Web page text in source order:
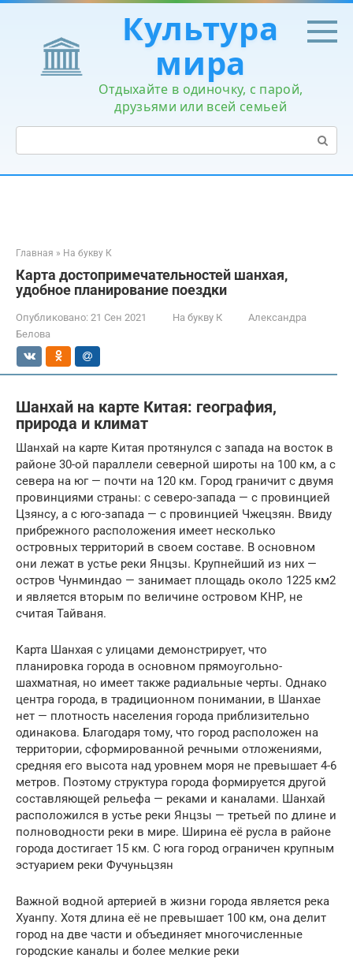
Перейти
контенту
Культура
мира
Отдыхайте в одиночку, с парой,
друзьями или всей семьей
Поиск:
Главная » На букву К
Карта достопримечательностей шанхая,
удобное планирование поездки
Опубликовано: 21 Сен 2021 На букву К
Александра
Белова
Шанхай на карте Китая: география,
природа и климат
Шанхай на карте Китая протянулся с запада на восток в
районе 30-ой параллели северной широты на 100 км, а с
севера на юг — почти на 120 км. Город граничит с двумя
провинциями страны: с северо-запада — с провинцией
Цзянсу, а с юго-запада — с провинцией Чжецзян. Ввиду
прибрежного расположения имеет несколько
островных территорий в своем составе. В основном
они лежат в устье реки Янцзы. Крупнейший из них —
остров Чунминдао — занимает площадь около 1225 км2
и является вторым по величине островом КНР, не
считая Тайваня.
Карта Шанхая с улицами демонстрирует, что
планировка города в основном прямоугольно-
шахматная, но имеет также радиальные черты. Однако
центра города, в традиционном понимании, в Шанхае
нет — плотность населения города приблизительно
одинакова. Благодаря тому, что город расположен на
территории, сформированной речными отложениями,
средняя его высота над уровнем моря не превышает 4-6
метров. Поэтому структура города формируется другой
составляющей рельефа — реками и каналами. Шанхай
расположился в устье реки Янцзы — третьей по длине и
полноводности реки в мире. Ширина её русла в районе
города достигает 15 км. С юга город ограничен крупным
эстуарием реки Фучуньцзян
Важной водной артерией в жизни города является река
Хуанпу. Хотя длина её не превышает 100 км, она делит
город на две части и объединяет многочисленные
городские каналы и более мелкие реки